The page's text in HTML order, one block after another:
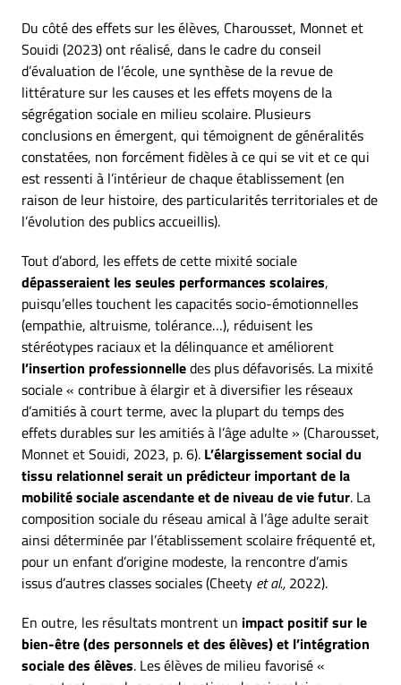
Du côté des effets sur les élèves, Charousset, Monnet et
Souidi (2023) ont réalisé, dans le cadre du conseil
d’évaluation de l’école, une synthèse de la revue de
littérature sur les causes et les effets moyens de la
ségrégation sociale en milieu scolaire. Plusieurs
conclusions en émergent, qui témoignent de généralités
constatées, non forcément fidèles à ce qui se vit et ce qui
est ressenti à l’intérieur de chaque établissement (en
raison de leur histoire, des particularités territoriales et de
l’évolution des publics accueillis).
Tout d’abord, les effets de cette mixité sociale
dépasseraient les seules performances scolaires,
puisqu’elles touchent les capacités socio-émotionnelles
(empathie, altruisme, tolérance…), réduisent les
stéréotypes raciaux et la délinquance et améliorent
l’insertion professionnelledes plus défavorisés. La mixité
sociale « contribue à élargir et à diversifier les réseaux
d’amitiés à court terme, avec la plupart du temps des
effets durables sur les amitiés à l’âge adulte » (Charousset,
Monnet et Souidi, 2023, p. 6). L’élargissement social du
tissu relationnel serait un prédicteur important de la
mobilité sociale ascendante et de niveau de vie futur. La
composition sociale du réseau amical à l’âge adulte serait
ainsi déterminée par l’établissement scolaire fréquenté et,
pour un enfant d’origine modeste, la rencontre d’amis
issus d’autres classes sociales (Cheety et al., 2022).
En outre, les résultats montrent un impact positif sur le
bien-être (des personnels et des élèves) et l’intégration
sociale des élèves. Les élèves de milieu favorisé «